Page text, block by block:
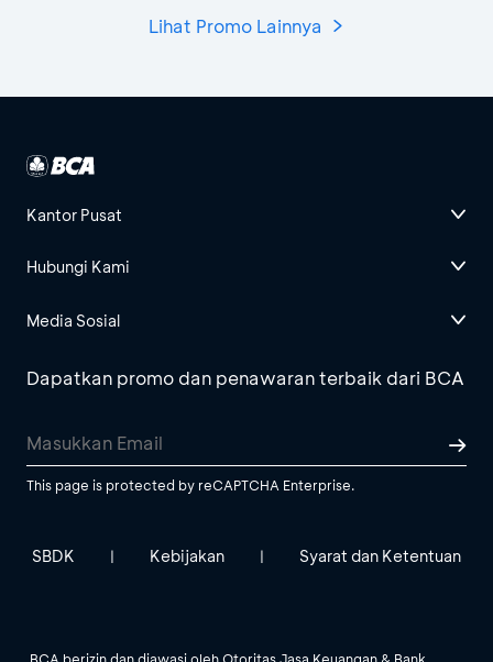
Lihat Promo Lainnya
Kantor Pusat
Hubungi Kami
Media Sosial
Dapatkan promo dan penawaran terbaik dari BCA
This page is protected by reCAPTCHA Enterprise.
SBDK | Kebijakan | Syarat dan Ketentuan